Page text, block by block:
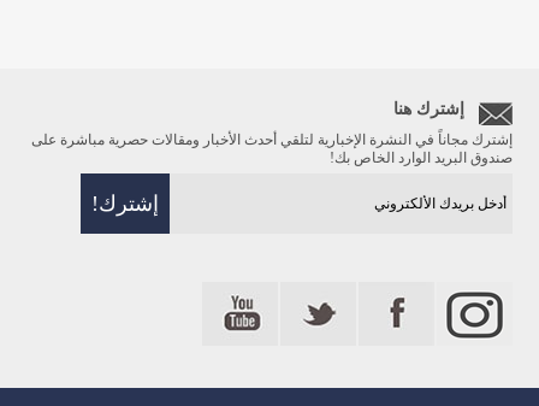
إشترك هنا
إشترك مجاناً في النشرة الإخبارية لتلقي أحدث الأخبار ومقالات حصرية مباشرة على
صندوق البريد الوارد الخاص بك!